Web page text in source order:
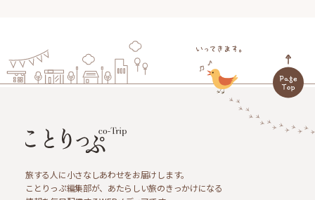
旅する人に小さなしあわせをお届けします。
ことりっぷ編集部が、あたらしい旅のきっかけになる